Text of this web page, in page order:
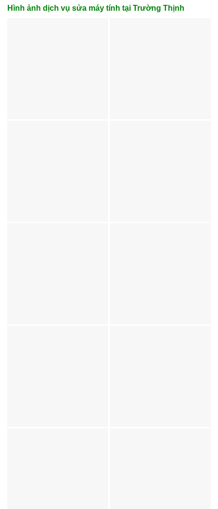
Hình ảnh dịch vụ sửa máy tính tại Trường Thịnh